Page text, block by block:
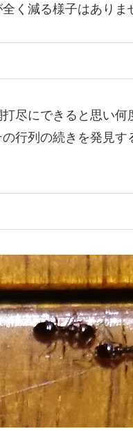
く減る様子はありま
尽にできると思い
行列の続きを発見